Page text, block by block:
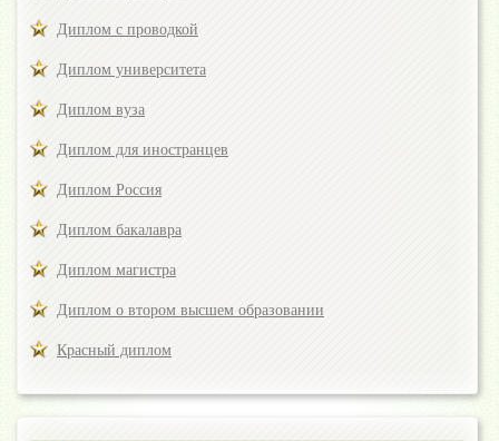
Диплом с проводкой
Диплом университета
Диплом вуза
Диплом для иностранцев
Диплом Россия
Диплом бакалавра
Диплом магистра
Диплом о втором высшем образовании
Красный диплом